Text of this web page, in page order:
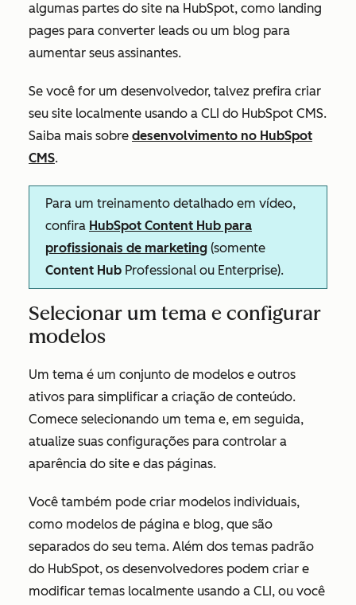
algumas partes do site na HubSpot, como landing
pages para converter leads ou um blog para
aumentar seus assinantes.
Se você for um desenvolvedor, talvez prefira criar
seu site localmente usando a CLI do HubSpot CMS.
Saiba mais sobre desenvolvimento no HubSpot
CMS.
Para um treinamento detalhado em vídeo,
confira HubSpot Content Hub para
profissionais de marketing (somente
Content Hub Professional ou Enterprise).
Selecionar um tema e configurar
modelos
Um tema é um conjunto de modelos e outros
ativos para simplificar a criação de conteúdo.
Comece selecionando um tema e, em seguida,
atualize suas configurações para controlar a
aparência do site e das páginas.
Você também pode criar modelos individuais,
como modelos de página e blog, que são
separados do seu tema. Além dos temas padrão
do HubSpot, os desenvolvedores podem criar e
modificar temas localmente usando a CLI, ou você